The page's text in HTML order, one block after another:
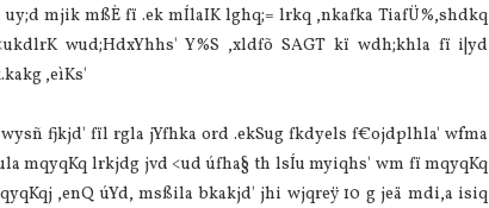
mjik mßÈ fï .ek mÍla‌IK lghq;= lrkq ,nkafka Tia‌fÜ%,shdkq
wud;HdxYhhs' Y%S ,xldfõ SAGT kï wdh;khla‌ fï i|yd
,eìKs'
wysñ fjkjd' fïl rgla‌ jYfhka ord .ekSug fkdyels f€ojdplhla‌' wfma
mqyqKq lrkjdg jvd <ud úfha§ th lsÍu myiqhs' wm fï mqyqKq
,enQ úYd, msßila‌ bkakjd' jhi wjqreÿ 10 g jeä mdi,a isiq